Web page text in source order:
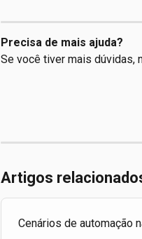
Precisa de mais ajuda?
Se você tiver mais dúvidas,
Artigos
Cenários de automação